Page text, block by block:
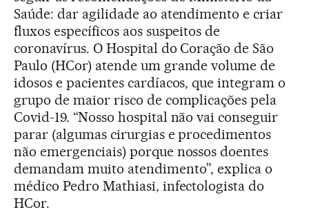
Saúde: dar agilidade ao atendimento e criar
fluxos específicos aos suspeitos de
coronavírus. O Hospital do Coração de São
Paulo (HCor) atende um grande volume de
idosos e pacientes cardíacos, que integram o
grupo de maior risco de complicações pela
Covid-19. “Nosso hospital não vai conseguir
parar (algumas cirurgias e procedimentos
não emergenciais) porque nossos doentes
demandam muito atendimento”, explica o
médico Pedro Mathiasi, infectologista do
HCor.